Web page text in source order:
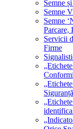
Semne
Semne
Semne
Parcare,
Servicii
Firme